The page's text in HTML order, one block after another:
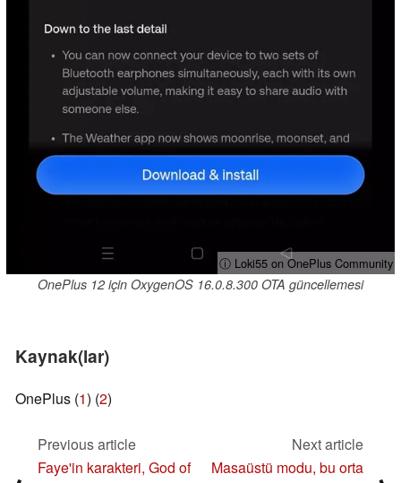
ⓘ Loki55 on OnePlus Community
OnePlus 12 için OxygenOS 16.0.8.300 OTA güncellemesi
Kaynak(lar)
OnePlus (1) (2)
Previous article
Faye'in karakteri, God of
Next article
Masaüstü modu, bu orta